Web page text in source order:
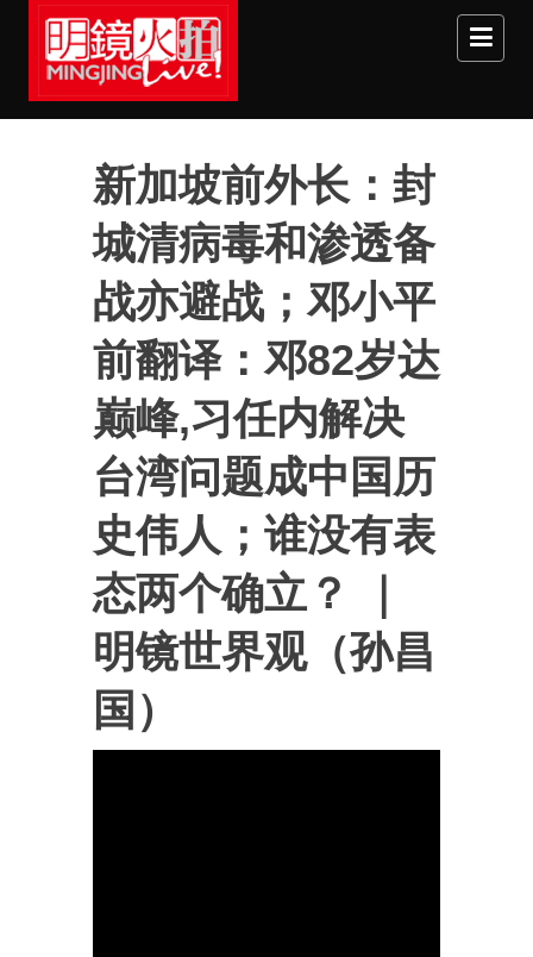
Skip to main content
新加坡前外长：封
城清病毒和渗透备
战亦避战；邓小平
前翻译：邓82岁达
巅峰,习任内解决
台湾问题成中国历
史伟人；谁没有表
态两个确立？ ｜
明镜世界观（孙昌
国）